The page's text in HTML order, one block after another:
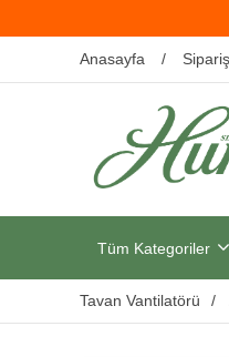
Anasayfa
Tüm Kategoriler
Tavan Vantilatörü